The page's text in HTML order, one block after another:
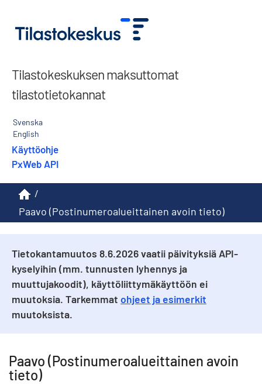
Tilastokeskuksen maksuttomat
tilastotietokannat
Svenska
English
Käyttöohje
PxWeb API
/
Paavo (Postinumeroalueittainen avoin tieto)
Tietokantamuutos 8.6.2026 vaatii päivityksiä API-
kyselyihin (mm. tunnusten lyhennys ja
muuttujakoodit), käyttöliittymäkäyttöön ei
muutoksia. Tarkemmat ohjeet ja esimerkit
muutoksista.
Paavo (Postinumeroalueittainen avoin
tieto)